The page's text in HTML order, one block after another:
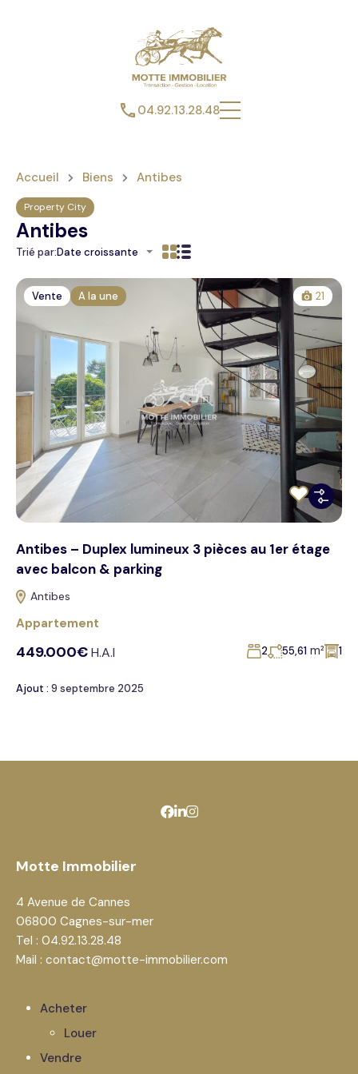
04.92.13.28.48
Accueil Biens Antibes
Property City
Antibes
Trié par:Date croissante
Vente A la une 21
Antibes – Duplex lumineux 3 pièces au 1er étage
avec balcon & parking
Antibes
Appartement
449.000€H.A.I 2 55,61 m² 1
Ajout : 9 septembre 2025
Motte Immobilier
4 Avenue de Cannes
06800 Cagnes-sur-mer
Tel : 04.92.13.28.48
Mail : contact@motte-immobilier.com
Acheter
Louer
Vendre